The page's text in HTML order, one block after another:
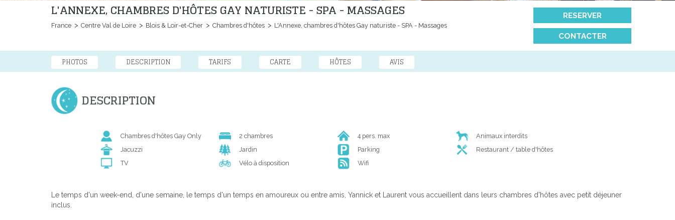
L'ANNEXE, CHAMBRES D'HÔTES GAY NATURISTE - SPA - MASSAGES
France Centre Val de Loire Blois & Loir-et-Cher Chambres d'hôtes L'Annexe, chambres d'hôtes Gay naturiste - SPA - Massages
RESERVER
CONTACTER
PHOTOS DESCRIPTION TARIFS CARTE HÔTES AVIS
DESCRIPTION
Chambres d'hôtes Gay Only 2 chambres 4 pers. max
Animaux interdits
Jacuzzi
Jardin Parking
Restaurant / table d'hôtes
TV
Vélo à disposition Wifi
Le temps d'un week-end, d'une semaine, le temps d'un temps en amoureux ou entre amis, Yannick et Laurent vous accueillent dans leurs chambres d'hôtes avec petit déjeuner
inclus.